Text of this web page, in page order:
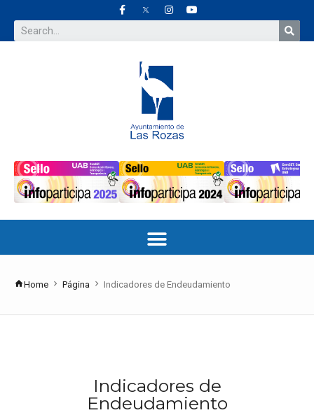
Home Página Indicadores de Endeudamiento
Indicadores de
Endeudamiento